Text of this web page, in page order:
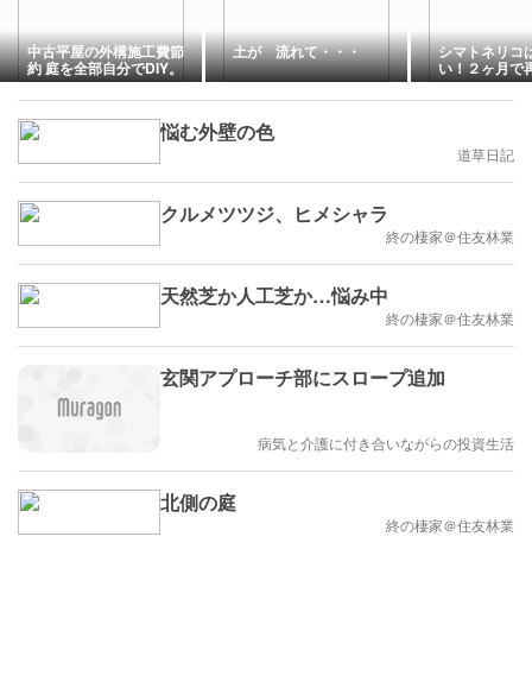
中古平屋の外構施工費節
約 庭を全部自分でDIY。
土が 流れて・・・ シマトネリコ
い！２ヶ月で
悩む外壁の色
道草日記
クルメツツジ、ヒメシャラ
終の棲家＠住友林業
天然芝か人工芝か…悩み中
終の棲家＠住友林業
玄関アプローチ部にスロープ追加
病気と介護に付き合いながらの投資生活
北側の庭
終の棲家＠住友林業